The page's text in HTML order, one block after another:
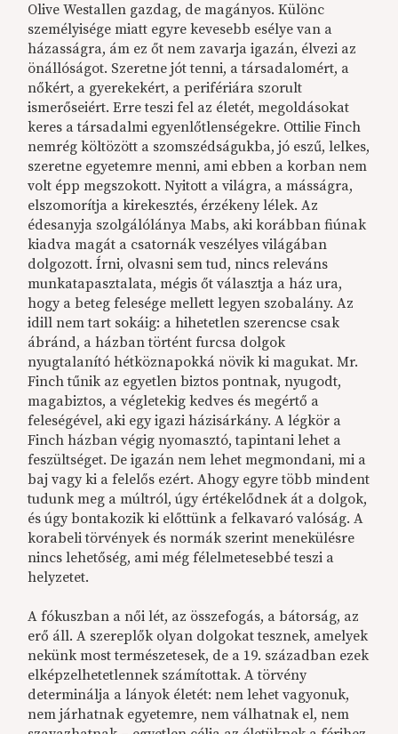
Olive Westallen gazdag, de magányos. Különc
személyisége miatt egyre kevesebb esélye van a
házasságra, ám ez őt nem zavarja igazán, élvezi az
önállóságot. Szeretne jót tenni, a társadalomért, a
nőkért, a gyerekekért, a perifériára szorult
ismerőseiért. Erre teszi fel az életét, megoldásokat
keres a társadalmi egyenlőtlenségekre. Ottilie Finch
nemrég költözött a szomszédságukba, jó eszű, lelkes,
szeretne egyetemre menni, ami ebben a korban nem
volt épp megszokott. Nyitott a világra, a másságra,
elszomorítja a kirekesztés, érzékeny lélek. Az
édesanyja szolgálólánya Mabs, aki korábban fiúnak
kiadva magát a csatornák veszélyes világában
dolgozott. Írni, olvasni sem tud, nincs releváns
munkatapasztalata, mégis őt választja a ház ura,
hogy a beteg felesége mellett legyen szobalány. Az
idill nem tart sokáig: a hihetetlen szerencse csak
ábránd, a házban történt furcsa dolgok
nyugtalanító hétköznapokká növik ki magukat. Mr.
Finch tűnik az egyetlen biztos pontnak, nyugodt,
magabiztos, a végletekig kedves és megértő a
feleségével, aki egy igazi házisárkány. A légkör a
Finch házban végig nyomasztó, tapintani lehet a
feszültséget. De igazán nem lehet megmondani, mi a
baj vagy ki a felelős ezért. Ahogy egyre több mindent
tudunk meg a múltról, úgy értékelődnek át a dolgok,
és úgy bontakozik ki előttünk a felkavaró valóság. A
korabeli törvények és normák szerint menekülésre
nincs lehetőség, ami még félelmetesebbé teszi a
helyzetet.
A fókuszban a női lét, az összefogás, a bátorság, az
erő áll. A szereplők olyan dolgokat tesznek, amelyek
nekünk most természetesek, de a 19. században ezek
elképzelhetetlennek számítottak. A törvény
determinálja a lányok életét: nem lehet vagyonuk,
nem járhatnak egyetemre, nem válhatnak el, nem